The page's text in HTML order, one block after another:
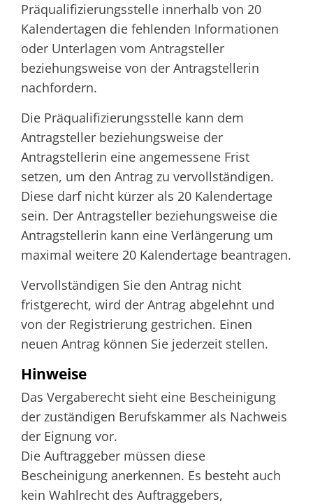
Präqualifizierungsstelle innerhalb von 20
Kalendertagen die fehlenden Informationen
oder Unterlagen vom Antragsteller
beziehungsweise von der Antragstellerin
nachfordern.
Die Präqualifizierungsstelle kann dem
Antragsteller beziehungsweise der
Antragstellerin eine angemessene Frist
setzen, um den Antrag zu vervollständigen.
Diese darf nicht kürzer als 20 Kalendertage
sein. Der Antragsteller beziehungsweise die
Antragstellerin kann eine Verlängerung um
maximal weitere 20 Kalendertage beantragen.
Vervollständigen Sie den Antrag nicht
fristgerecht, wird der Antrag abgelehnt und
von der Registrierung gestrichen. Einen
neuen Antrag können Sie jederzeit stellen.
Hinweise
Das Vergaberecht sieht eine Bescheinigung
der zuständigen Berufskammer als Nachweis
der Eignung vor.
Die Auftraggeber müssen diese
Bescheinigung anerkennen. Es besteht auch
kein Wahlrecht des Auftraggebers,